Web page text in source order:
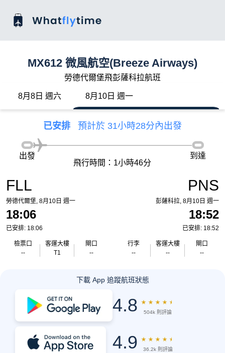
MX612 微風航空(Breeze Airways)
勞德代爾堡飛彭薩科拉航班
8月8日 週六 8月10日 週一
已安排 預計於 31小時28分內出發
FLL
勞德代爾堡, 8月10日 週一
18:06
已安排: 18:06
檢票口
--
客運大樓
T1
閘口
--
出發
飛行時間：1小時46分
到達
PNS
彭薩科拉, 8月10日 週一
18:52
已安排: 18:52
行李
--
客運大樓
--
閘口
--
下載 App 追蹤航班狀態
4.8 ★ ★ ★ ★ ★
504k 則評論
4.9 ★ ★ ★ ★ ★
36.2k 則評論